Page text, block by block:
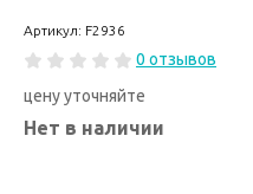
Артикул: F2936
0 отзывов
цену уточняйте
Нет в наличии